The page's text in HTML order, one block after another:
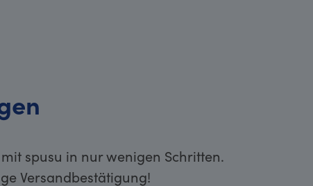
spusu in nur wenigen Schritten.
Versandbestätigung!